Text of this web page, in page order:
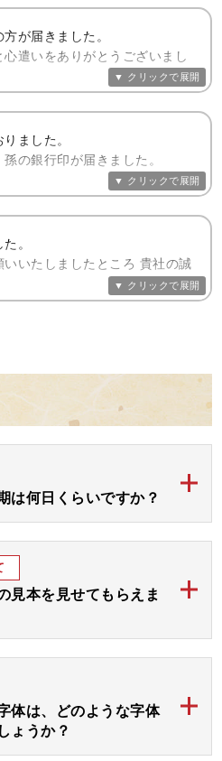
が届きました。
遣いをありがとうございまし
いたいと思えるくらい素晴ら
とうございます。
き、改めて結婚するという実
持ちになりました。
よかったです。
お願いしたいのですが
ろしいでしょうか？
ました。
の銀行印が届きました。
した。
ピンクの可愛いケースも好評
注文に躊躇もあったのです
き、
まれた時には、お祝いにお願
ました。
。
いたしましたところ 貴社の誠
鑑を大切に息子に手渡したい
は何日くらいですか？
りして 約1週間から10日にて発送
体をお任せいただき「完成見本確
お彫りして3、4日後の発送が最速
えくださいましたら、順番を早め
きます。
見本を見せてもらえま
ラインにてご確認いただき、ご了
いたします。
日以内にお送りいたしますが、届
体は、どのような字体
ょうか？